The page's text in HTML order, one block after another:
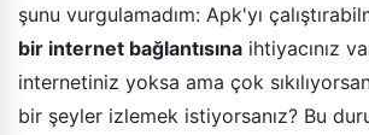
şunu vurgulamadım: Apk'yı
bir internet bağlantısına ihtiyacınız
internetiniz yoksa ama çok
bir şeyler izlemek istiyorsanız? Bu